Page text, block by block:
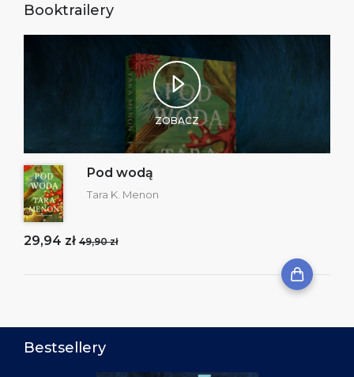
Booktrailery
ZOBACZ
Pod wodą
Tara K. Menon
29,94 zł 49,90 zł
Bestsellery